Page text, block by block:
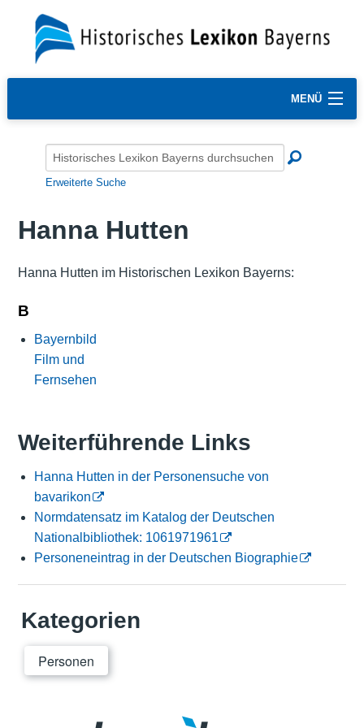
MENÜ
Erweiterte Suche
Hanna Hutten
Hanna Hutten im Historischen Lexikon Bayerns:
B
Bayernbild
Film und
Fernsehen
Weiterführende Links
Hanna Hutten in der Personensuche von
bavarikon
Normdatensatz im Katalog der Deutschen
Nationalbibliothek: 1061971961
Personeneintrag in der Deutschen Biographie
Kategorien
Personen